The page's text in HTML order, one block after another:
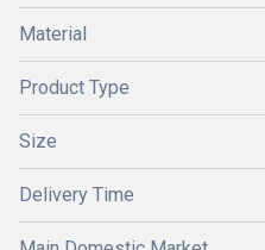
Material
Product Type
Size
Delivery Time